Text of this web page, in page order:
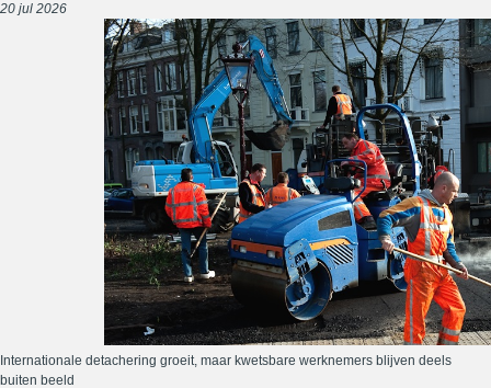
20 jul 2026
Internationale detachering groeit, maar kwetsbare werknemers blijven deels
buiten beeld